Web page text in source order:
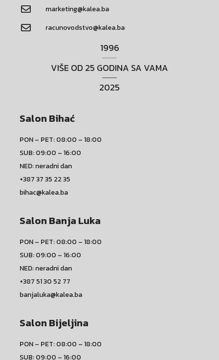
marketing@kalea.ba
racunovodstvo@kalea.ba
1996
VIŠE OD 25 GODINA SA VAMA
2025
Salon Bihać
PON – PET: 08:00 – 18:00
SUB: 09:00 – 16:00
NED: neradni dan
+387 37 35 22 35
bihac@kalea.ba
Salon Banja Luka
PON – PET: 08:00 – 18:00
SUB: 09:00 – 16:00
NED: neradni dan
+387 51 30 52 77
banjaluka@kalea.ba
Salon Bijeljina
PON – PET: 08:00 – 18:00
SUB: 09:00 – 16:00